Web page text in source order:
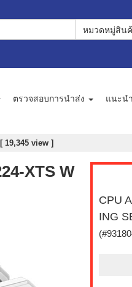
หมวดหมู่สิน
ตรวจสอบการนำส่ง แนะน
19,345 view ]
XTS W
CPU
ING